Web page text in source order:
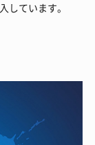
しています。